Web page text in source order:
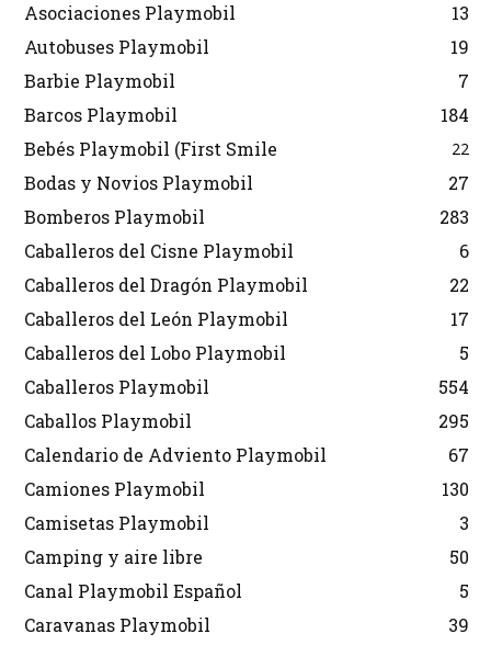
Asociaciones Playmobil
13
Autobuses Playmobil
19
Barbie Playmobil
7
Barcos Playmobil
184
Bebés Playmobil (First Smile
22
Bodas y Novios Playmobil
27
Bomberos Playmobil
283
Caballeros del Cisne Playmobil
6
Caballeros del Dragón Playmobil
22
Caballeros del León Playmobil
17
Caballeros del Lobo Playmobil
5
Caballeros Playmobil
554
Caballos Playmobil
295
Calendario de Adviento Playmobil
67
Camiones Playmobil
130
Camisetas Playmobil
3
Camping y aire libre
50
Canal Playmobil Español
5
Caravanas Playmobil
39